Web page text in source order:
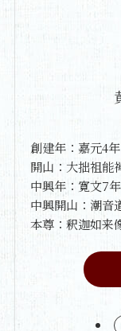
創建年：嘉元4
開山：大拙祖能
中興年：寛文7年
中興開山：潮音
本尊：釈迦如来